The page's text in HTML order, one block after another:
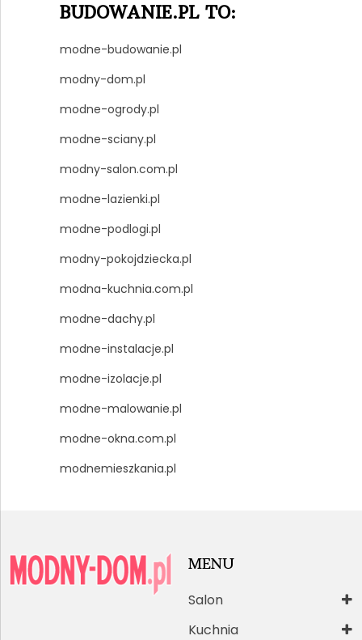
BUDOWANIE.PL TO:
modne-budowanie.pl
modny-dom.pl
modne-ogrody.pl
modne-sciany.pl
modny-salon.com.pl
modne-lazienki.pl
modne-podlogi.pl
modny-pokojdziecka.pl
modna-kuchnia.com.pl
modne-dachy.pl
modne-instalacje.pl
modne-izolacje.pl
modne-malowanie.pl
modne-okna.com.pl
modnemieszkania.pl
MENU
Salon
Kuchnia